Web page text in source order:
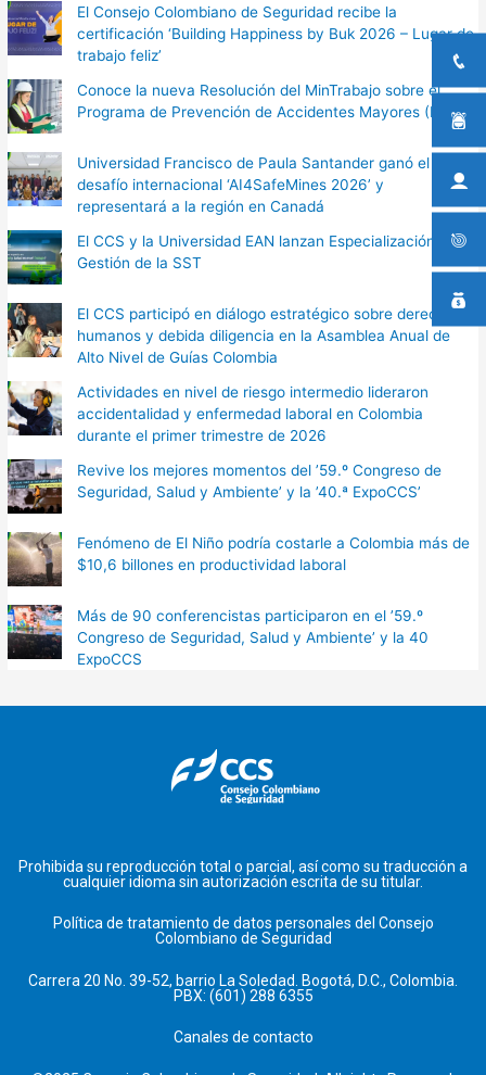
El Consejo Colombiano de Seguridad recibe la
certificación ‘Building Happiness by Buk 2026 – Lugar de
trabajo feliz’
Conoce la nueva Resolución del MinTrabajo sobre el
Programa de Prevención de Accidentes Mayores (PPAM)
Universidad Francisco de Paula Santander ganó el
desafío internacional ‘AI4SafeMines 2026’ y
representará a la región en Canadá
El CCS y la Universidad EAN lanzan Especialización en
Gestión de la SST
El CCS participó en diálogo estratégico sobre derechos
humanos y debida diligencia en la Asamblea Anual de
Alto Nivel de Guías Colombia
Actividades en nivel de riesgo intermedio lideraron
accidentalidad y enfermedad laboral en Colombia
durante el primer trimestre de 2026
Revive los mejores momentos del ’59.º Congreso de
Seguridad, Salud y Ambiente’ y la ’40.ª ExpoCCS’
Fenómeno de El Niño podría costarle a Colombia más de
$10,6 billones en productividad laboral
Más de 90 conferencistas participaron en el ’59.º
Congreso de Seguridad, Salud y Ambiente’ y la 40
ExpoCCS
Prohibida su reproducción total o parcial, así como su traducción a
cualquier idioma sin autorización escrita de su titular.
Política de tratamiento de datos personales del Consejo
Colombiano de Seguridad
Carrera 20 No. 39-52, barrio La Soledad. Bogotá, D.C., Colombia.
PBX: (601) 288 6355
Canales de contacto